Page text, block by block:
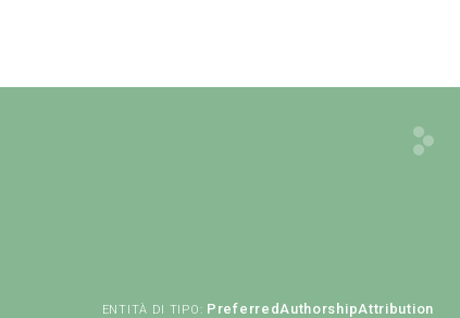
ENTITÀ DI TIPO: PreferredAuthorshipAttribution